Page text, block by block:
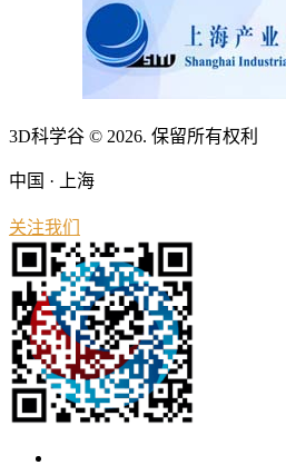
3D科学谷 © 2026. 保留所有权利
中国 · 上海
关注我们